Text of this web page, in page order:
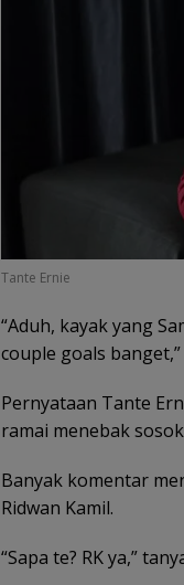
Tante Ernie
“Aduh, kayak yang
couple goals
Pernyataan Tante
ramai menebak
Banyak komentar
Ridwan Kamil.
“Sapa te? RK ya,”